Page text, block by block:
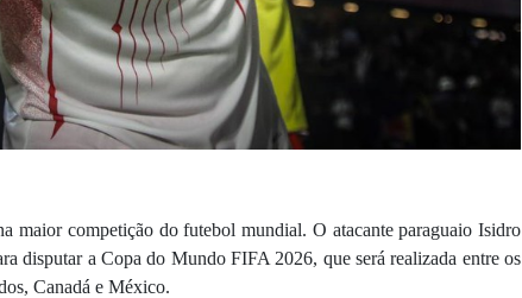
maior competição do futebol mundial. O atacante paraguaio Isidro
disputar a Copa do Mundo FIFA 2026, que será realizada entre os
Canadá e México.